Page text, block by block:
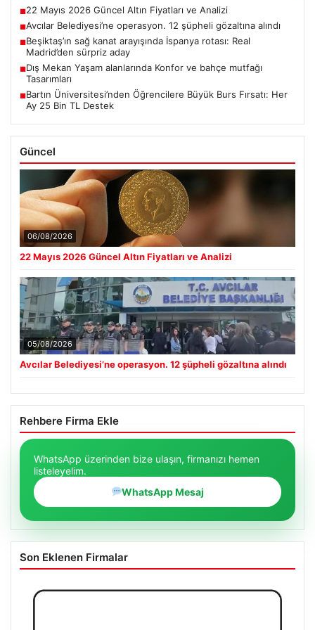
■22 Mayıs 2026 Güncel Altın Fiyatları ve Analizi
■Avcılar Belediyesi’ne operasyon. 12 şüpheli gözaltına alındı
■Beşiktaş’ın sağ kanat arayışında İspanya rotası: Real
Madrid’den sürpriz aday
■Dış Mekan Yaşam alanlarında Konfor ve bahçe mutfağı
Tasarımları
■Bartın Üniversitesi’nden Öğrencilere Büyük Burs Fırsatı: Her
Ay 25 Bin TL Destek
Güncel
06/08/2026
22 Mayıs 2026 Güncel Altın Fiyatları ve Analizi
05/08/2026
Avcılar Belediyesi’ne operasyon. 12 şüpheli gözaltına alındı
Rehbere Firma Ekle
WhatsApp üzerinden bize ulaşın, firmanızı hemen
listeleyelim.
WhatsApp Mesaj
Son Eklenen Firmalar